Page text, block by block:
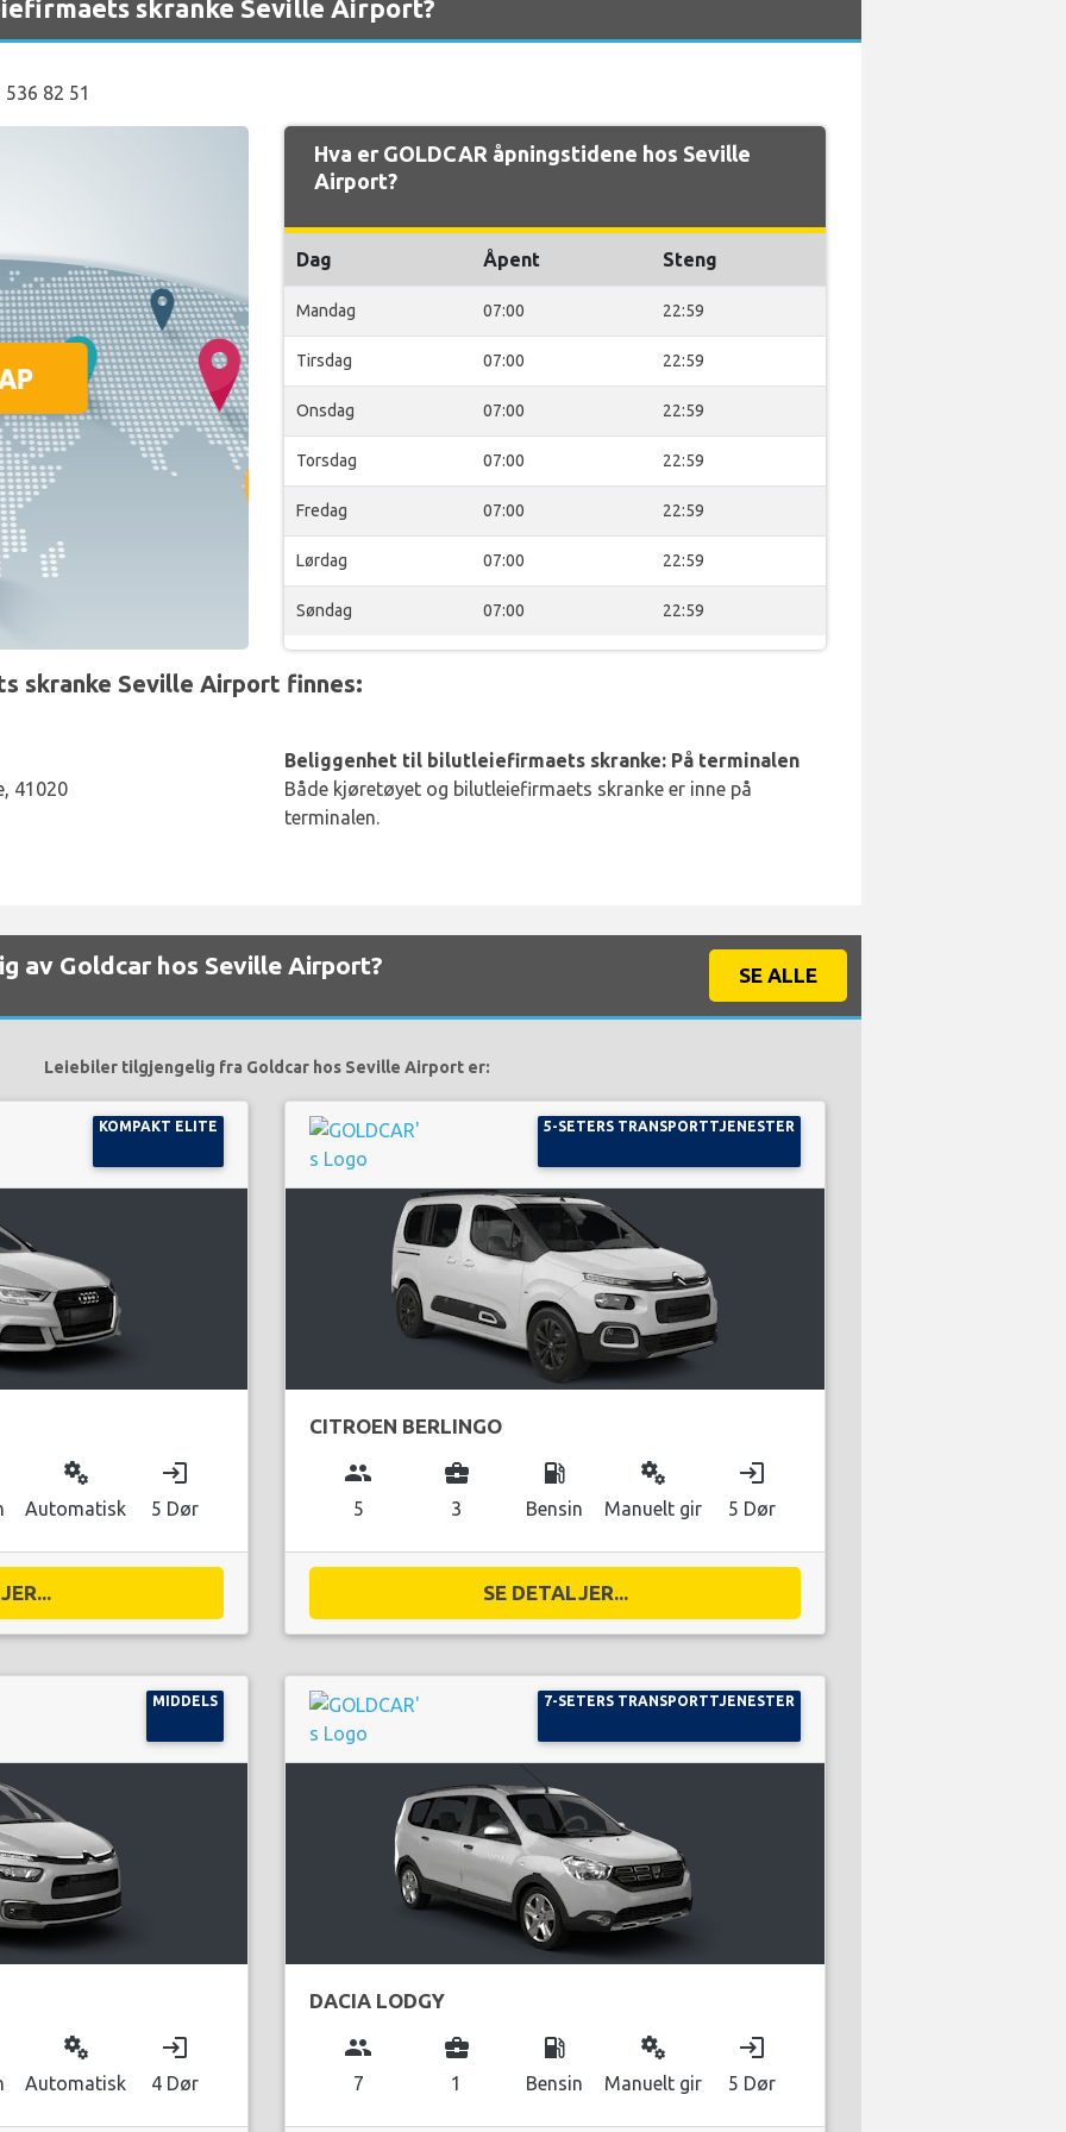
skranke Seville Airport?
82 51
Hva er GOLDCAR åpningstidene hos Seville
Airport?
Dag Åpent Steng
Mandag 07:00 22:59
Tirsdag 07:00 22:59
Onsdag 07:00 22:59
Torsdag 07:00 22:59
Fredag 07:00 22:59
Lørdag 07:00 22:59
Søndag 07:00 22:59
skranke Seville Airport finnes:
41020
Beliggenhet til bilutleiefirmaets skranke: På terminalen
Både kjøretøyet og bilutleiefirmaets skranke er inne på
terminalen.
av Goldcar hos Seville Airport? SE ALLE
Leiebiler tilgjengelig fra Goldcar hos Seville Airport er:
KOMPAKT ELITE
miscellaneous_services
Automatisk
login
5 Dør
5-SETERS TRANSPORTTJENESTER
CITROEN BERLINGO
group
5
business_center
3
local_gas_station
Bensin
miscellaneous_services
Manuelt gir
login
5 Dør
SE DETALJER...
MIDDELS
miscellaneous_services
Automatisk
login
4 Dør
7-SETERS TRANSPORTTJENESTER
DACIA LODGY
group
7
business_center
1
local_gas_station
Bensin
miscellaneous_services
Manuelt gir
login
5 Dør